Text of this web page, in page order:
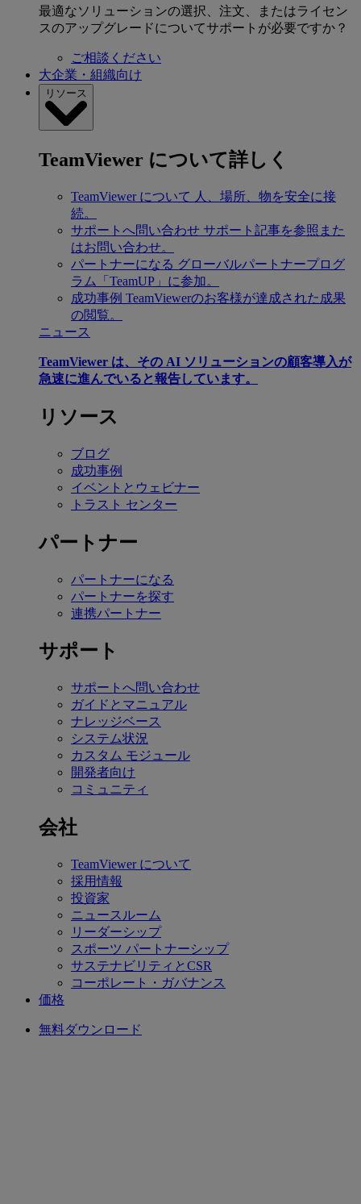
最適なソリューションの選択、注文、またはライセン
スのアップグレードについてサポートが必要ですか？
ご相談ください
大企業・組織向け
リソース
TeamViewer について詳しく
TeamViewer について 人、場所、物を安全に接
続。
サポートへ問い合わせ サポート記事を参照また
はお問い合わせ。
パートナーになる グローバルパートナープログ
ラム「TeamUP」に参加。
成功事例 TeamViewerのお客様が達成された成果
の閲覧。
ニュース
TeamViewer は、その AI ソリューションの顧客導入が
急速に進んでいると報告しています。
リソース
ブログ
成功事例
イベントとウェビナー
トラスト センター
パートナー
パートナーになる
パートナーを探す
連携パートナー
サポート
サポートへ問い合わせ
ガイドとマニュアル
ナレッジベース
システム状況
カスタム モジュール
開発者向け
コミュニティ
会社
TeamViewer について
採用情報
投資家
ニュースルーム
リーダーシップ
スポーツ パートナーシップ
サステナビリティとCSR
コーポレート・ガバナンス
価格
無料ダウンロード